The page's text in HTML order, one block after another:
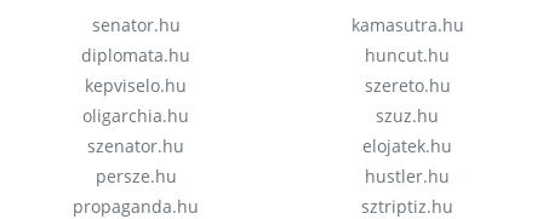
senator.hu
diplomata.hu
kepviselo.hu
oligarchia.hu
szenator.hu
persze.hu
propaganda.hu
kamasutra.hu
huncut.hu
szereto.hu
szuz.hu
elojatek.hu
hustler.hu
sztriptiz.hu